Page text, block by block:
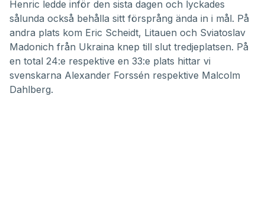
Henric ledde inför den sista dagen och lyckades
sålunda också behålla sitt försprång ända in i mål. På
andra plats kom Eric Scheidt, Litauen och Sviatoslav
Madonich från Ukraina knep till slut tredjeplatsen. På
en total 24:e respektive en 33:e plats hittar vi
svenskarna Alexander Forssén respektive Malcolm
Dahlberg.